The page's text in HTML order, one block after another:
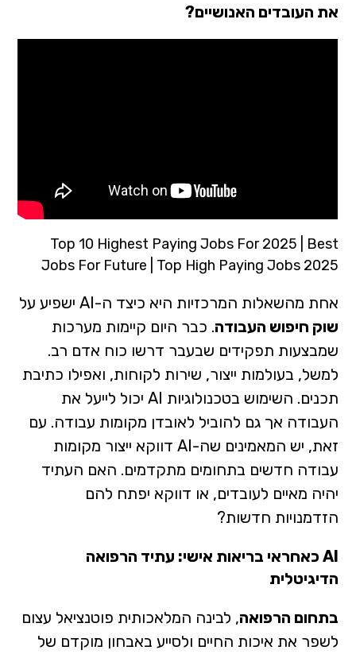
את העובדים האנושיים?
Top 10 Highest Paying Jobs For 2025 | Best
Jobs For Future | Top High Paying Jobs 2025
אחת מהשאלות המרכזיות היא כיצד ה-AI ישפיע על
שוק חיפוש העבודה. כבר היום קיימות מערכות
שמבצעות תפקידים שבעבר דרשו כוח אדם רב.
למשל, בעולמות ייצור, שירות לקוחות, ואפילו כתיבת
תכנים. השימוש בטכנולוגיות AI יכול לייעל את
העבודה אך גם להוביל לאובדן מקומות עבודה. עם
זאת, יש המאמינים שה-AI דווקא ייצור מקומות
עבודה חדשים בתחומים מתקדמים. האם העתיד
יהיה מאיים לעובדים, או דווקא יפתח להם
הזדמנויות חדשות?
AI כאחראי בריאות אישי: עתיד הרפואה
הדיגיטלית
בתחום הרפואה, לבינה המלאכותית פוטנציאל עצום
לשפר את איכות החיים ולסייע באבחון מוקדם של